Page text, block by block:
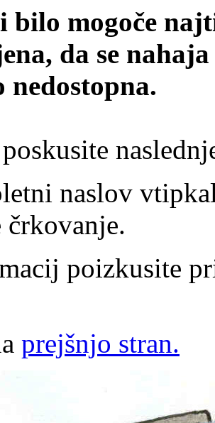
bilo mogoče
da se
nedostopna.
naslov
črkovanje.
poizkusite
prejšnjo stran.